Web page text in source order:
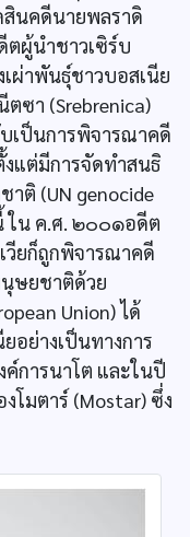
สินคดีนายพลราดิ
ตผู้นำชาวเซิร์บ
ผ่าพันธุ์ชาวบอสเนีย
ซา (Srebrenica)
เป็นการพิจารณาคดี
แต่มีการจัดทำสนธิ
ติ (UN genocide
ใน ค.ศ. ๒๐๐๑อดีต
วียก็ถูกพิจารณาคดี
ษยชาติด้วย
Union) ได้
อย่างเป็นทางการ
การนาโต และในปี
โมตาร์ (Mostar) ซึ่ง